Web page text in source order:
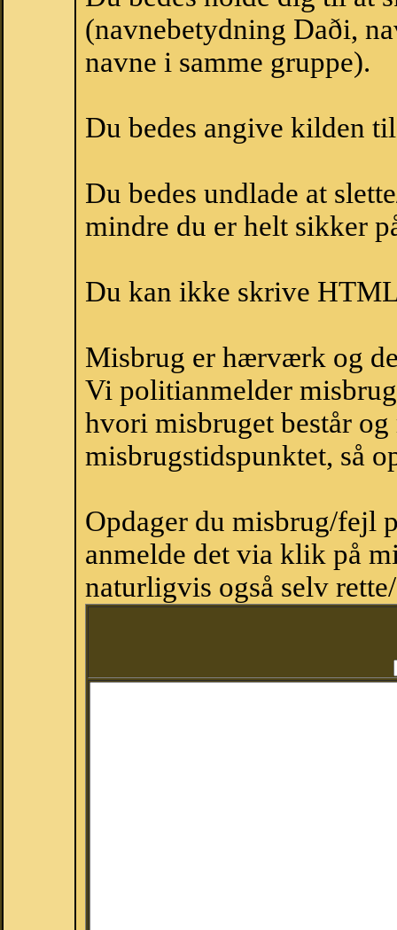
(navnebetydning Daði,
navne i samme gruppe).
Du bedes angive kilden
Du bedes undlade at
mindre du er helt sikker
Du kan ikke skrive
Misbrug er hærværk og
Vi politianmelder
hvori misbruget består
misbrugstidspunktet, så
Opdager du misbrug/fejl
anmelde det via klik på
naturligvis også selv